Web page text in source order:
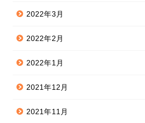
2022年3月
2022年2月
2022年1月
2021年12月
2021年11月